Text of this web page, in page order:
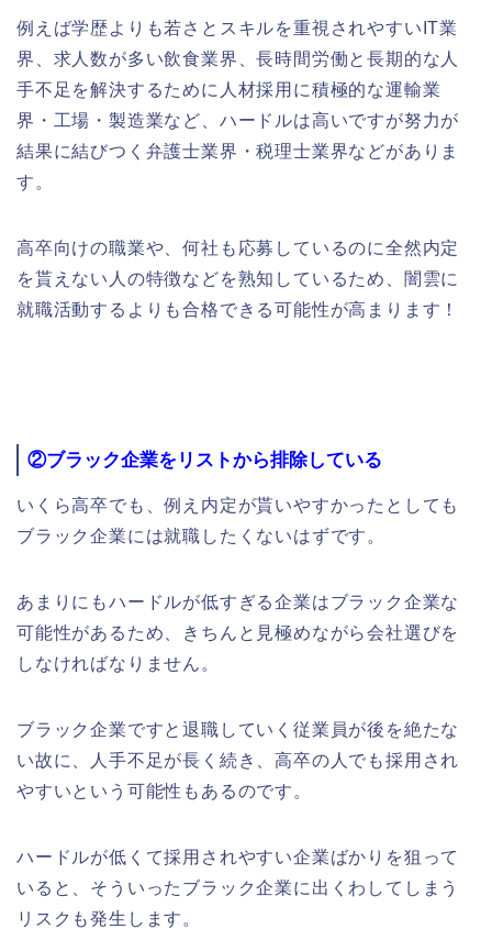
例えば学歴よりも若さとスキルを重視されやすいIT業
界、求人数が多い飲食業界、長時間労働と長期的な人
手不足を解決するために人材採用に積極的な運輸業
界・工場・製造業など、ハードルは高いですが努力が
結果に結びつく弁護士業界・税理士業界などがありま
す。
高卒向けの職業や、何社も応募しているのに全然内定
を貰えない人の特徴などを熟知しているため、闇雲に
就職活動するよりも合格できる可能性が高まります！
②ブラック企業をリストから排除している
いくら高卒でも、例え内定が貰いやすかったとしても
ブラック企業には就職したくないはずです。
あまりにもハードルが低すぎる企業はブラック企業な
可能性があるため、きちんと見極めながら会社選びを
しなければなりません。
ブラック企業ですと退職していく従業員が後を絶たな
い故に、人手不足が長く続き、高卒の人でも採用され
やすいという可能性もあるのです。
ハードルが低くて採用されやすい企業ばかりを狙って
いると、そういったブラック企業に出くわしてしまう
リスクも発生します。